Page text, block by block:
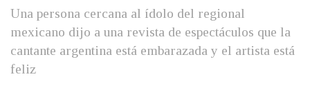
Una persona cercana al ídolo del regional
mexicano dijo a una revista de espectáculos que la
cantante argentina está embarazada y el artista está
feliz